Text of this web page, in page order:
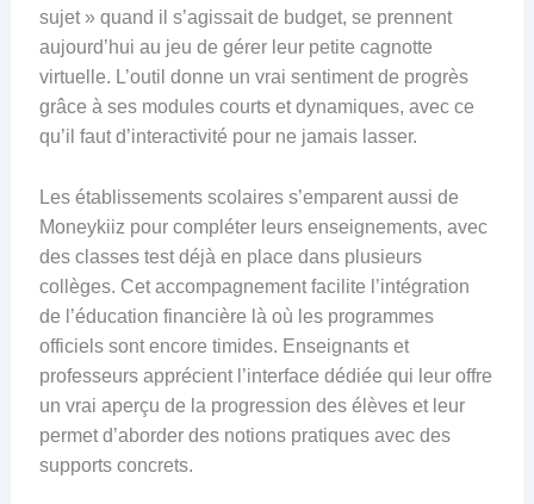
sujet » quand il s’agissait de budget, se prennent
aujourd’hui au jeu de gérer leur petite cagnotte
virtuelle. L’outil donne un vrai sentiment de progrès
grâce à ses modules courts et dynamiques, avec ce
qu’il faut d’interactivité pour ne jamais lasser.
Les établissements scolaires s’emparent aussi de
Moneykiiz pour compléter leurs enseignements, avec
des classes test déjà en place dans plusieurs
collèges. Cet accompagnement facilite l’intégration
de l’éducation financière là où les programmes
officiels sont encore timides. Enseignants et
professeurs apprécient l’interface dédiée qui leur offre
un vrai aperçu de la progression des élèves et leur
permet d’aborder des notions pratiques avec des
supports concrets.